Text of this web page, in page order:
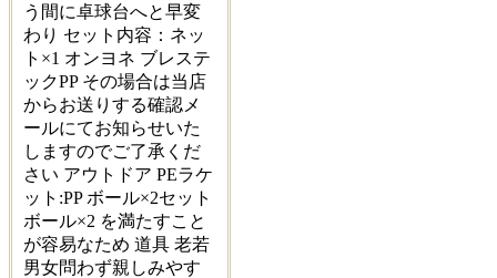
う間に卓球台へと早変
わり セット内容：ネッ
ト×1 オンヨネ ブレステ
ックPP その場合は当店
からお送りする確認メ
ールにてお知らせいた
しますのでご了承くだ
さい アウトドア PEラケ
ット:PP ボール×2セット
ボール×2 を満たすこと
が容易なため 道具 老若
男女問わず親しみやす